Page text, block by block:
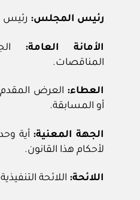
رئيس المجلس: رئيس
الأمانة العامة:
المناقصات.
العطاء: العرض
أو المسابقة.
الجهة المعنية: أية
لأحكام هذا القانون.
اللائحة: اللائحة